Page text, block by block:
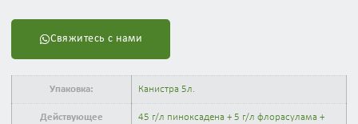
Свяжитесь с нами
Упаковка: Канистра 5л.
Действующее
45 г/л пиноксадена + 5 г/л флорасулама +